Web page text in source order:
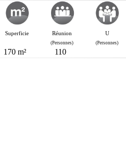
Superficie Réunion
(Personnes)
U
(Personnes)
170 m² 110